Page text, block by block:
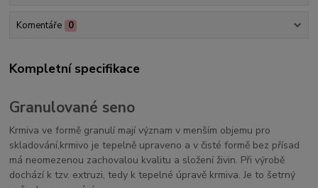
Komentáře 0
Kompletní specifikace
Granulované seno
Krmiva ve formě granulí mají význam v menším objemu pro
skladování,krmivo je tepelně upraveno a v čisté formě bez přísad
má neomezenou zachovalou kvalitu a složení živin. Při výrobě
dochází k tzv. extruzi, tedy k tepelné úpravě krmiva. Je to šetrný